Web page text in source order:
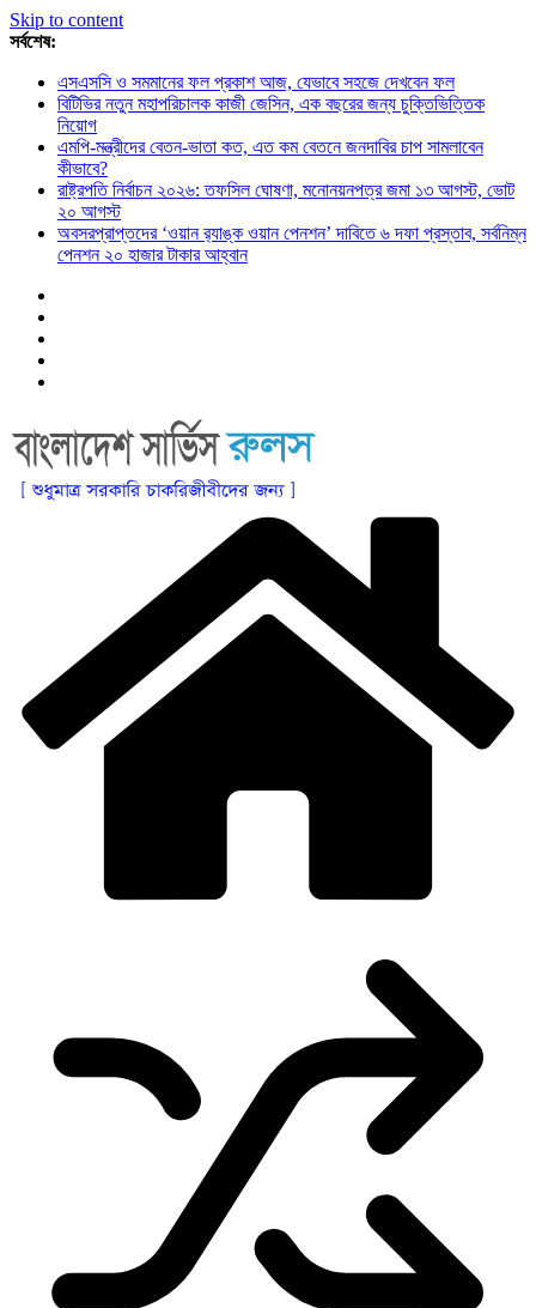
Skip to content
সর্বশেষ:
এসএসসি ও সমমানের ফল প্রকাশ আজ, যেভাবে সহজে দেখবেন ফল
বিটিভির নতুন মহাপরিচালক কাজী জেসিন, এক বছরের জন্য চুক্তিভিত্তিক
নিয়োগ
এমপি-মন্ত্রীদের বেতন-ভাতা কত, এত কম বেতনে জনদাবির চাপ সামলাবেন
কীভাবে?
রাষ্ট্রপতি নির্বাচন ২০২৬: তফসিল ঘোষণা, মনোনয়নপত্র জমা ১৩ আগস্ট, ভোট
২০ আগস্ট
অবসরপ্রাপ্তদের ‘ওয়ান র‌্যাঙ্ক ওয়ান পেনশন’ দাবিতে ৬ দফা প্রস্তাব, সর্বনিম্ন
পেনশন ২০ হাজার টাকার আহ্বান